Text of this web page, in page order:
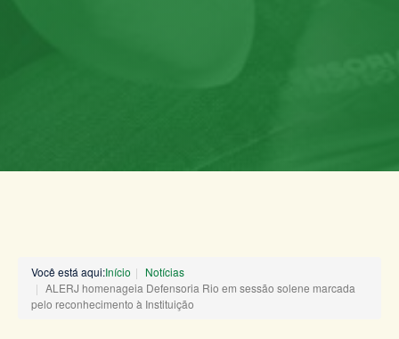
Você está aqui:Início
Notícias
ALERJ homenageia Defensoria Rio em sessão solene marcada
pelo reconhecimento à Instituição